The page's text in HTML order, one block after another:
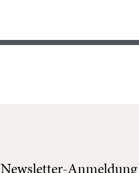
Newsletter-Anmeldung